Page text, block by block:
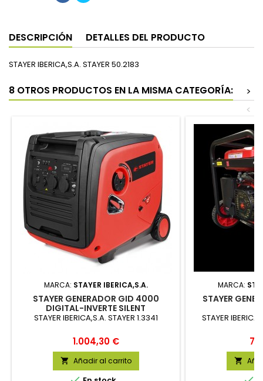
DESCRIPCIÓN DETALLES DEL PRODUCTO
STAYER IBERICA,S.A. STAYER 50.2183
8 OTROS PRODUCTOS EN LA MISMA CATEGORÍA:
>
<
MARCA: STAYER IBERICA,S.A.
STAYER GENERADOR GID 4000
DIGITAL-INVERTE SILENT
STAYER IBERICA,S.A. STAYER 1.3341
Precio
1.004,30 €
 Añadir al carrito
MARCA:
STAYER
STAYER
